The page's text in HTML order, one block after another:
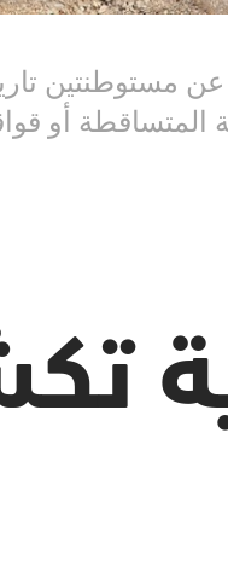
مستوطنتين
المتساقطة أو